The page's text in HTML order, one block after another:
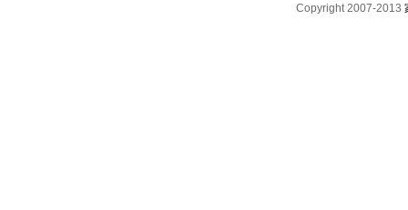
Copyright 2007-2013